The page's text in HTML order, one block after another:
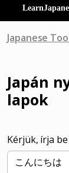
Japanese
Japán
lapok
Kérjük, írja